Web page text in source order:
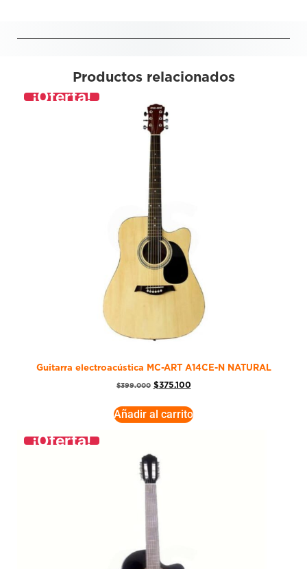
Productos relacionados
¡Oferta!
Guitarra electroacústica MC-ART A14CE-N NATURAL
$399.000 $375.100
Añadir al carrito
¡Oferta!